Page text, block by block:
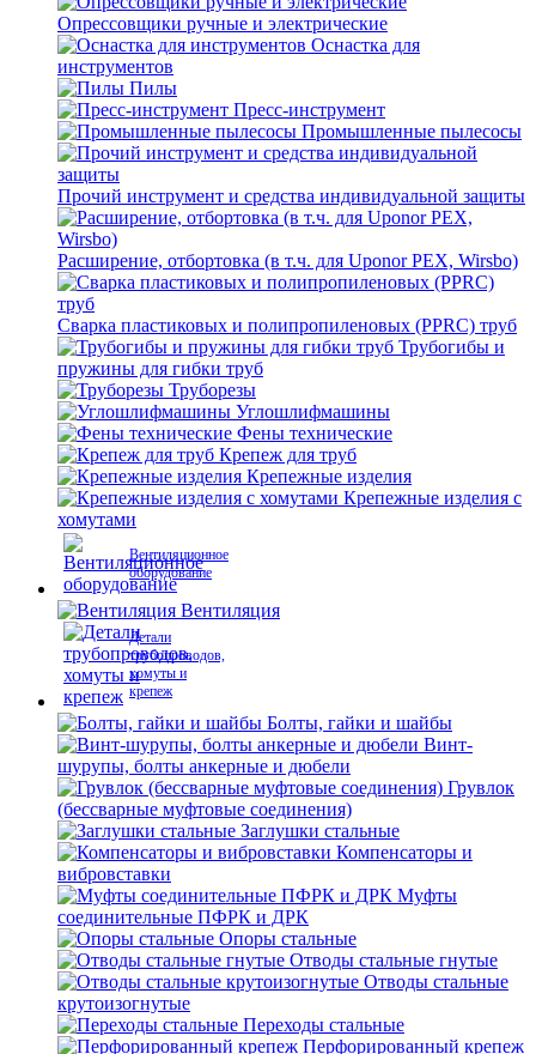
Опрессовщики ручные и электрические
Оснастка для
инструментов
Пилы
Пресс-инструмент
Промышленные пылесосы
Прочий инструмент и средства индивидуальной защиты
Расширение, отбортовка (в т.ч. для Uponor PEX, Wirsbo)
Сварка пластиковых и полипропиленовых (PPRC) труб
Трубогибы и
пружины для гибки труб
Труборезы
Углошлифмашины
Фены технические
Крепеж для труб
Крепежные изделия
Крепежные изделия с
хомутами
Вентиляционное
оборудование
Вентиляция
Детали
трубопроводов,
хомуты и
крепеж
Болты, гайки и шайбы
Винт-
шурупы, болты анкерные и дюбели
Грувлок
(бессварные муфтовые соединения)
Заглушки стальные
Компенсаторы и
вибровставки
Муфты
соединительные ПФРК и ДРК
Опоры стальные
Отводы стальные гнутые
Отводы стальные
крутоизогнутые
Переходы стальные
Перфорированный крепеж